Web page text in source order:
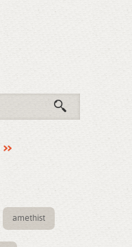
amethist